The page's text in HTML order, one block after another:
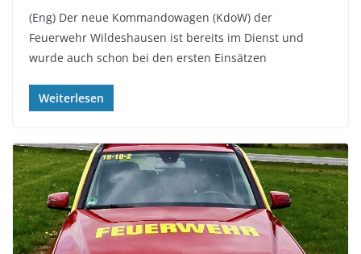
(Eng) Der neue Kommandowagen (KdoW) der
Feuerwehr Wildeshausen ist bereits im Dienst und
wurde auch schon bei den ersten Einsätzen
Weiterlesen